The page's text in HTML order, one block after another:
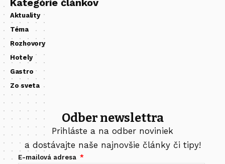
Kategórie článkov
Aktuality
Téma
Rozhovory
Hotely
Gastro
Zo sveta
Odber newslettra
Prihláste a na odber noviniek
a dostávajte naše najnovšie články či tipy!
E-mailová adresa